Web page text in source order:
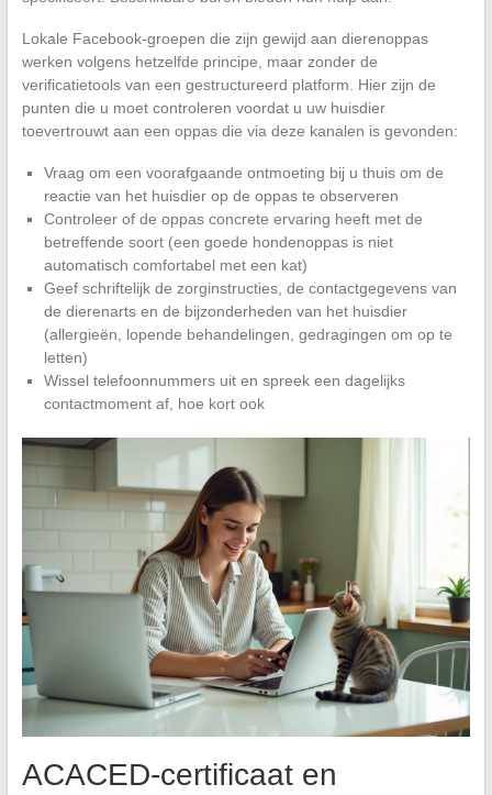
Lokale Facebook-groepen die zijn gewijd aan dierenoppas
werken volgens hetzelfde principe, maar zonder de
verificatietools van een gestructureerd platform. Hier zijn de
punten die u moet controleren voordat u uw huisdier
toevertrouwt aan een oppas die via deze kanalen is gevonden:
Vraag om een voorafgaande ontmoeting bij u thuis om de
reactie van het huisdier op de oppas te observeren
Controleer of de oppas concrete ervaring heeft met de
betreffende soort (een goede hondenoppas is niet
automatisch comfortabel met een kat)
Geef schriftelijk de zorginstructies, de contactgegevens van
de dierenarts en de bijzonderheden van het huisdier
(allergieën, lopende behandelingen, gedragingen om op te
letten)
Wissel telefoonnummers uit en spreek een dagelijks
contactmoment af, hoe kort ook
ACACED-certificaat en